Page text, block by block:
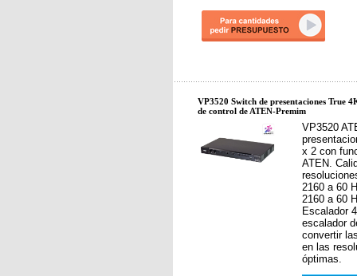
VP3520 Switch de presentaciones True
de control de ATEN-Premim
VP3520
x 2 con
ATEN.
2160 a 60
2160 a 60
Escalador
escalador
convertir
en las
óptimas.